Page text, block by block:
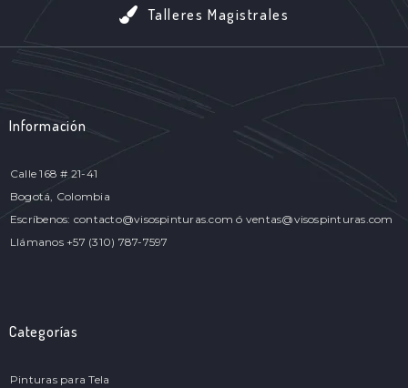
Talleres Magistrales
Información
Calle 168 # 21-41
Bogotá, Colombia
Escríbenos: contacto@visospinturas.com ó ventas@visospinturas.com
Llámanos +57 (310) 787-7597
Categorías
Pinturas para Tela